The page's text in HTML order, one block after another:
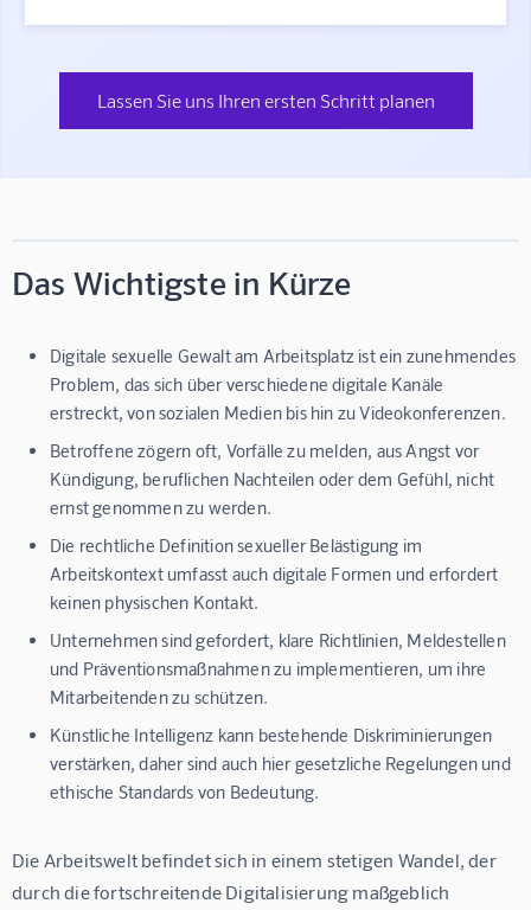
Lassen Sie uns Ihren ersten Schritt planen
Das Wichtigste in Kürze
Digitale sexuelle Gewalt am Arbeitsplatz ist ein zunehmendes
Problem, das sich über verschiedene digitale Kanäle
erstreckt, von sozialen Medien bis hin zu Videokonferenzen.
Betroffene zögern oft, Vorfälle zu melden, aus Angst vor
Kündigung, beruflichen Nachteilen oder dem Gefühl, nicht
ernst genommen zu werden.
Die rechtliche Definition sexueller Belästigung im
Arbeitskontext umfasst auch digitale Formen und erfordert
keinen physischen Kontakt.
Unternehmen sind gefordert, klare Richtlinien, Meldestellen
und Präventionsmaßnahmen zu implementieren, um ihre
Mitarbeitenden zu schützen.
Künstliche Intelligenz kann bestehende Diskriminierungen
verstärken, daher sind auch hier gesetzliche Regelungen und
ethische Standards von Bedeutung.
Die Arbeitswelt befindet sich in einem stetigen Wandel, der
durch die fortschreitende Digitalisierung maßgeblich